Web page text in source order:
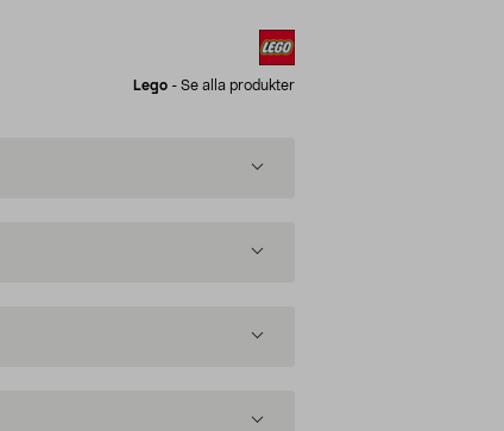
Lego - Se alla produkter